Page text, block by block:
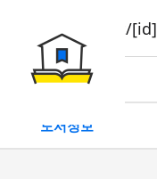
book/rent/[id]
대여
도서정보